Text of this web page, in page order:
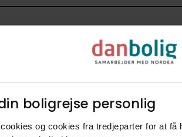
boligrejse personlig​
og cookies fra tredjeparter for at få